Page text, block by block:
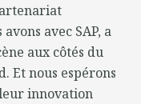
avec SAP, a
aux côtés du
Et nous espérons
innovation